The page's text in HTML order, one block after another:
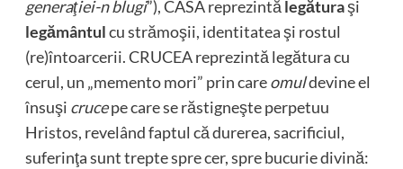
generaţiei-n blugi”), CASA reprezintă legăturaşi
legământulcu strămoşii, identitatea şi rostul
(re)întoarcerii. CRUCEA reprezintă legătura cu
cerul, un „memento mori” prin careomuldevine el
însuşi crucepe care se răstigneşte perpetuu
Hristos, revelând faptul că durerea, sacrificiul,
suferinţa sunt trepte spre cer, spre bucurie divină: